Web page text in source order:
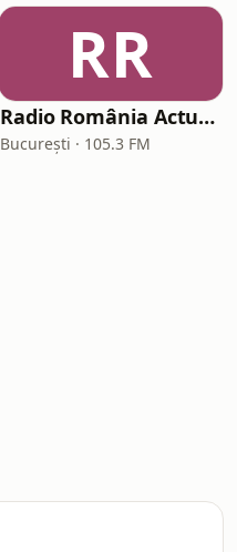
RR
Radio România Actualități
București · 105.3 FM